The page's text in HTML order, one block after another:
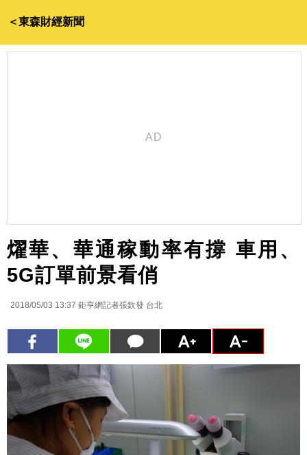
＜東森財經新聞
燿華、華通稼動率有撐 車用、
5G訂單前景看俏
2018/05/03 13:37 鉅亨網記者張欽發 台北